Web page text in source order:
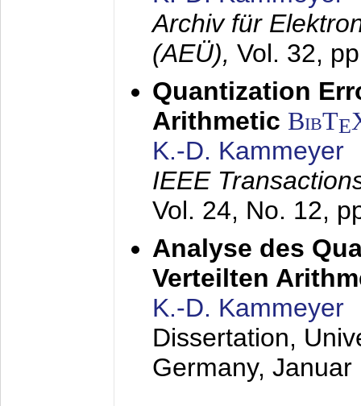
Archiv für
(AEÜ), Vol. 32,
Quantization
Arithmetic BibTE
K.-D. Kammeyer
IEEE
Vol. 24, No. 12,
Analyse des
Verteilten
K.-D. Kammeyer
Dissertation,
Germany, Januar